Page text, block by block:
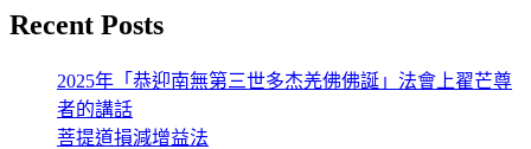
覽
Recent Posts
2025年「恭迎南無第三世多杰羌佛佛誕」法會上翟芒尊
者的講話
菩提道損減增益法